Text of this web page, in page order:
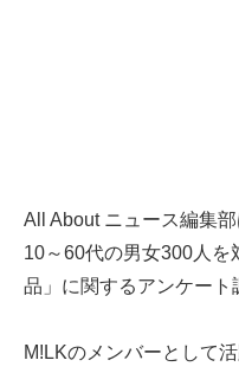
All About ニュース編集
10～60代の男女300人を
品」に関するアンケート
M!LKのメンバーとして